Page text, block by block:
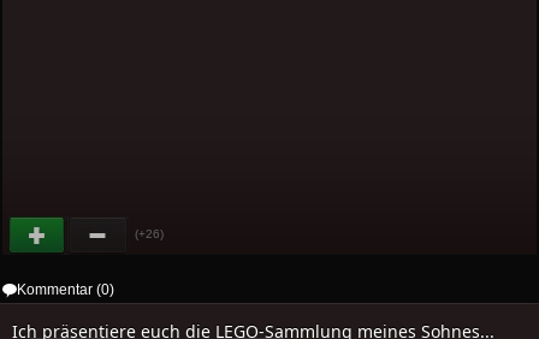
(+26)
Kommentar (0)
Ich präsentiere euch die LEGO-Sammlung meines Sohnes...